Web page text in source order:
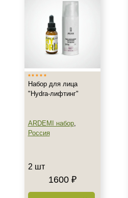
Назначение против
Возрастные изменения
Воспаление
Применение
Гладкость
Набор для лица
"Hydra-лифтинг"
ARDEMI набор,
Россия
2 шт
1600 ₽